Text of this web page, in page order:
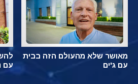
מאושר שלא מהעולם הזה בבית
עם ג'ים
עם